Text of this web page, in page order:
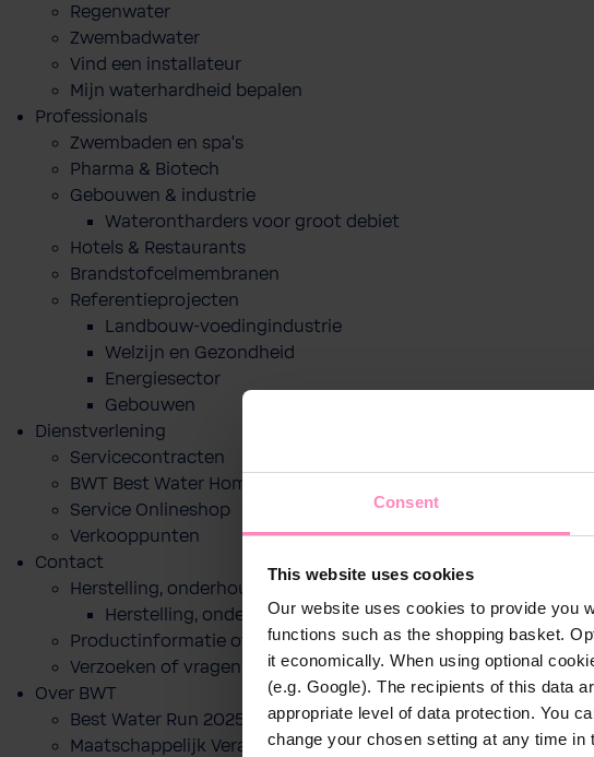
Consent
This website uses cookies
Our website uses cookies to provide you
functions such as the shopping basket.
it economically. When using optional
(e.g. Google). The recipients of this data
appropriate level of data protection. You
change your chosen setting at any time in
Regenwater
Zwembadwater
Vind een installateur
Mijn waterhardheid bepalen
Professionals
Zwembaden en spa's
Pharma & Biotech
Gebouwen & industrie
Waterontharders voor groot debiet
Hotels & Restaurants
Brandstofcelmembranen
Referentieprojecten
Landbouw-voedingindustrie
Welzijn en Gezondheid
Energiesector
Gebouwen
Dienstverlening
Servicecontracten
BWT Best Water Home app
Service Onlineshop
Verkooppunten
Contact
Herstelling, onderhoud of indienststelling
Herstelling, onderhoud of indienststelling
Productinformatie of prijsofferte voor een product
Verzoeken of vragen
Over BWT
Best Water Run 2025
Maatschappelijk Verantwoord Ondernemen